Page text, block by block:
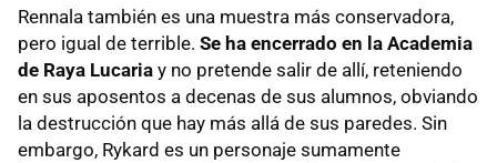
Rennala también es una muestra más conservadora,
pero igual de terrible. Se ha encerrado en la Academia
de Raya Lucaria y no pretende salir de allí, reteniendo
en sus aposentos a decenas de sus alumnos, obviando
la destrucción que hay más allá de sus paredes. Sin
embargo, Rykard es un personaje sumamente